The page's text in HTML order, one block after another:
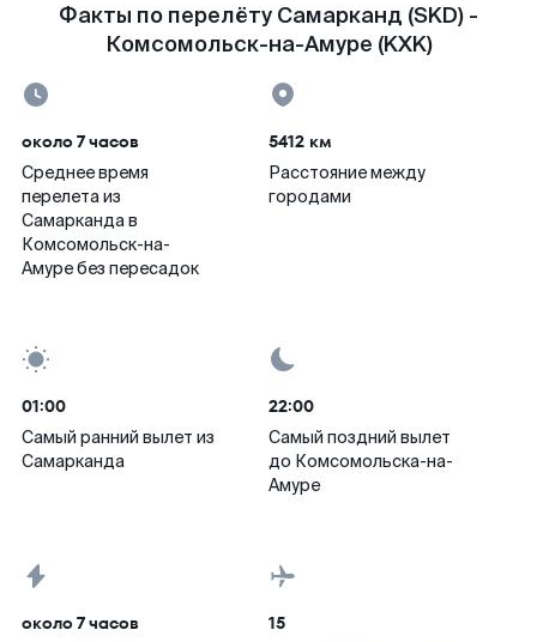
Факты по перелёту Самарканд (SKD) -
Комсомольск-на-Амуре (KXK)
около 7 часов
Среднее время
перелета из
Самарканда в
Комсомольск-на-
Амуре без пересадок
5412 км
Расстояние между
городами
01:00
Самый ранний вылет из
Самарканда
22:00
Самый поздний вылет
до Комсомольска-на-
Амуре
около 7 часов 15